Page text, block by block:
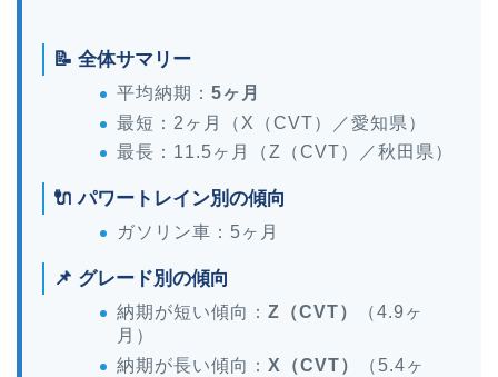
📝 全体サマリー
平均納期：5ヶ月
最短：2ヶ月（X（CVT）／愛知県）
最長：11.5ヶ月（Z（CVT）／秋田県）
🔌 パワートレイン別の傾向
ガソリン車：5ヶ月
📌 グレード別の傾向
納期が短い傾向：Z（CVT）
（4.9ヶ
月）
納期が長い傾向：X（CVT）
（5.4ヶ